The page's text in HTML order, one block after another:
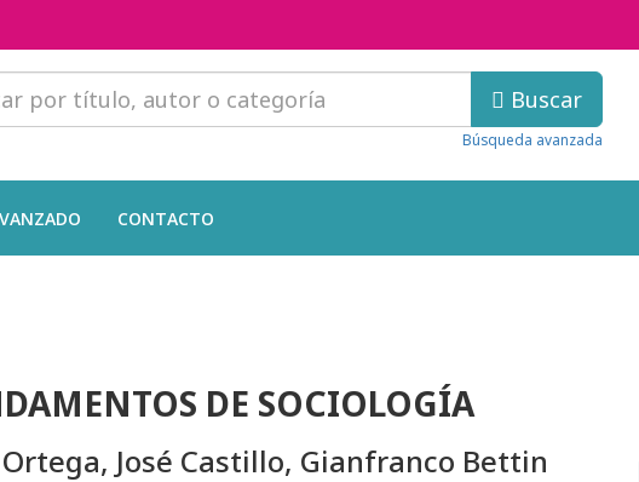
Buscar
Búsqueda avanzada
CONTACTO
DE SOCIOLOGÍA
José Castillo, Gianfranco Bettin